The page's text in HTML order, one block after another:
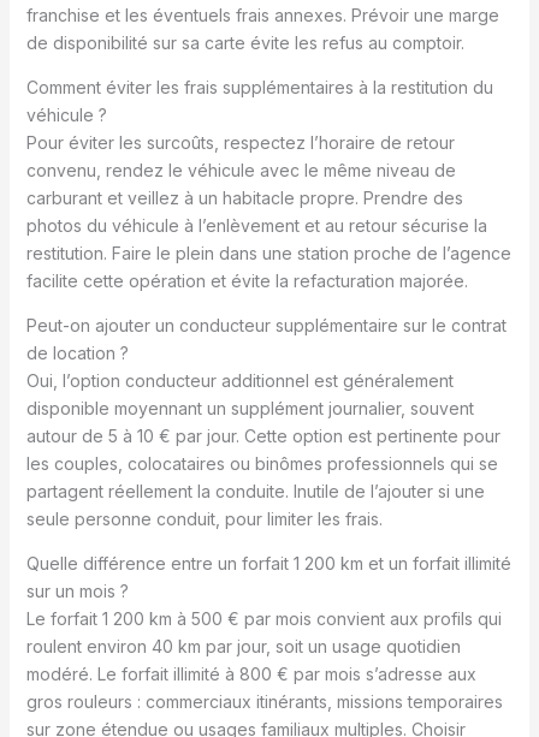
franchise et les éventuels frais annexes. Prévoir une marge
de disponibilité sur sa carte évite les refus au comptoir.
Comment éviter les frais supplémentaires à la restitution du
véhicule ?
Pour éviter les surcoûts, respectez l’horaire de retour
convenu, rendez le véhicule avec le même niveau de
carburant et veillez à un habitacle propre. Prendre des
photos du véhicule à l’enlèvement et au retour sécurise la
restitution. Faire le plein dans une station proche de l’agence
facilite cette opération et évite la refacturation majorée.
Peut-on ajouter un conducteur supplémentaire sur le contrat
de location ?
Oui, l’option conducteur additionnel est généralement
disponible moyennant un supplément journalier, souvent
autour de 5 à 10 € par jour. Cette option est pertinente pour
les couples, colocataires ou binômes professionnels qui se
partagent réellement la conduite. Inutile de l’ajouter si une
seule personne conduit, pour limiter les frais.
Quelle différence entre un forfait 1 200 km et un forfait illimité
sur un mois ?
Le forfait 1 200 km à 500 € par mois convient aux profils qui
roulent environ 40 km par jour, soit un usage quotidien
modéré. Le forfait illimité à 800 € par mois s’adresse aux
gros rouleurs : commerciaux itinérants, missions temporaires
sur zone étendue ou usages familiaux multiples. Choisir